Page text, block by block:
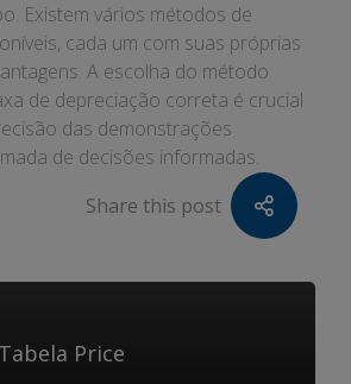
Existem vários métodos de
cada um com suas próprias
A escolha do método
de depreciação correta é crucial
das demonstrações
de decisões informadas.
Share this post
Price